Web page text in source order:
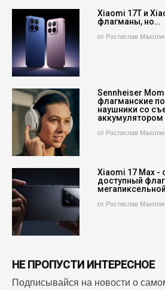
Xiaomi 17T и
флагманы, но…
от Ростислав
Sennheiser
флагманские
наушники со
аккумулятором
от Ростислав
Xiaomi 17 Max -
доступный
от Ростислав
НЕ ПРОПУСТИ ИНТЕРЕСНОЕ
Подписывайся на новости о